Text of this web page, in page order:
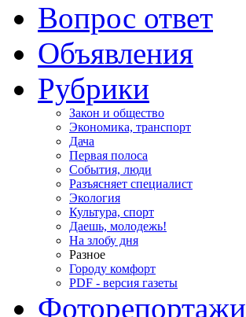
Вопрос ответ
Объявления
Рубрики
Закон и общество
Экономика, транспорт
Дача
Первая полоса
События, люди
Разъясняет специалист
Экология
Культура, спорт
Даешь, молодежь!
На злобу дня
Разное
Городу комфорт
PDF - версия газеты
Фоторепортажи